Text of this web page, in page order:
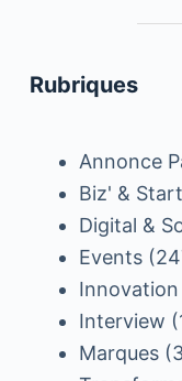
Rubriques
Annonce
Biz' &
Digital &
Events
Innovation
Interview
Marques